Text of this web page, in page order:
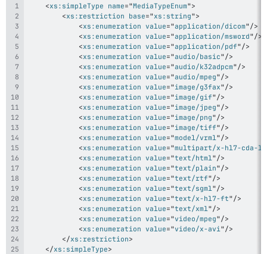
<xs: simpleType name="MediaTypeEnum">
<xs: restriction base="xs:string">
<xs: enumeration value="application/dicom" />
<xs: enumeration value="application/msword" />
<xs: enumeration value="application/pdf" />
<xs: enumeration value="audio/basic" />
<xs: enumeration value="audio/k32adpcm" />
<xs: enumeration value="audio/mpeg" />
<xs: enumeration value="image/g3fax" />
<xs: enumeration value="image/gif" />
<xs: enumeration value="image/jpeg" />
<xs: enumeration value="image/png" />
<xs: enumeration value="image/tiff" />
<xs: enumeration value="model/vrml " />
<xs: enumeration value="multipart/x-hl7-cda-
<xs: enumeration value="text/html " />
<xs: enumeration value="text/plain" />
<xs: enumeration value="text/rtf" />
<xs: enumeration value="text/sgml " />
<xs: enumeration value="text/x-hl7-ft" />
<xs: enumeration value="text/xml " />
<xs: enumeration value="video/mpeg" />
<xs: enumeration value="video/x-avi " />
</xs: restriction>
</xs: simpleType>